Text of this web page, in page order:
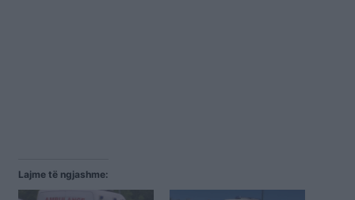
Lajme të ngjashme: